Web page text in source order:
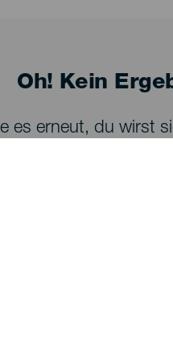
Oh! Kein
es erneut, du wirst